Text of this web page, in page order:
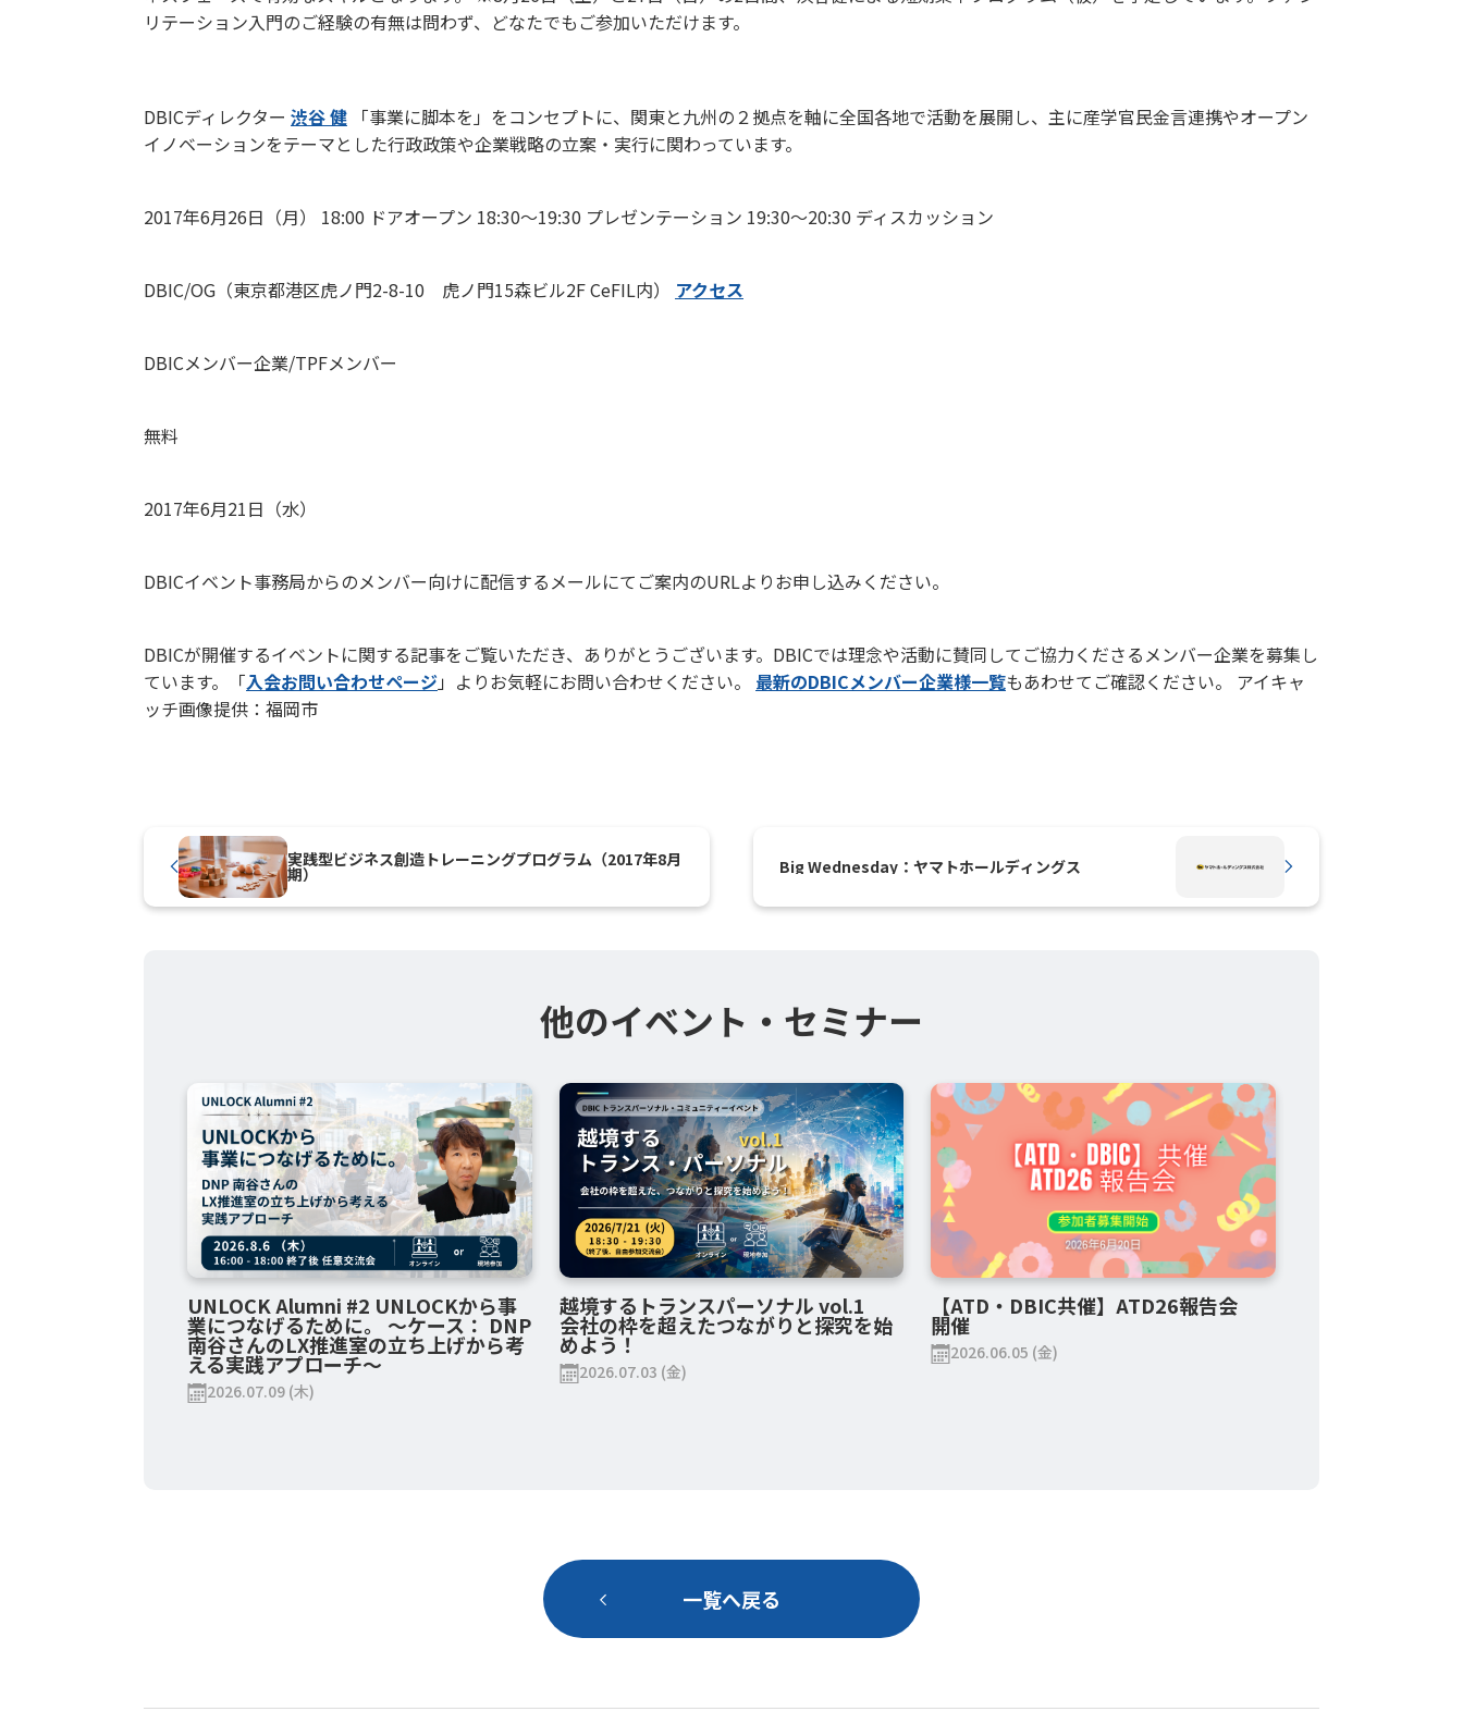
リテーション入門のご経験の有無は問わず、どなたでもご参加いただけます。
DBICディレクター 渋谷 健 「事業に脚本を」をコンセプトに、関東と九州の２拠点を軸に全国各地で活動を展開し、主に産学官民金言連携やオープン
イノベーションをテーマとした行政政策や企業戦略の立案・実行に関わっています。
2017年6月26日（月） 18:00 ドアオープン 18:30～19:30 プレゼンテーション 19:30～20:30 ディスカッション
DBIC/OG（東京都港区虎ノ門2-8-10 虎ノ門15森ビル2F CeFIL内） アクセス
DBICメンバー企業/TPFメンバー
無料
2017年6月21日（水）
DBICイベント事務局からのメンバー向けに配信するメールにてご案内のURLよりお申し込みください。
DBICが開催するイベントに関する記事をご覧いただき、ありがとうございます。DBICでは理念や活動に賛同してご協力くださるメンバー企業を募集し
ています。「入会お問い合わせページ」よりお気軽にお問い合わせください。 最新のDBICメンバー企業様一覧もあわせてご確認ください。 アイキャ
ッチ画像提供：福岡市
実践型ビジネス創造トレーニングプログラム（2017年8月
期） Big Wednesday：ヤマトホールディングス
他のイベント・セミナー
UNLOCK Alumni #2 UNLOCKから事
業につなげるために。 ～ケース： DNP
南谷さんのLX推進室の立ち上げから考
える実践アプローチ～
2026.07.09 (木)
越境するトランスパーソナル vol.1
会社の枠を超えたつながりと探究を始
めよう！
2026.07.03 (金)
【ATD・DBIC共催】ATD26報告会
開催
2026.06.05 (金)
一覧へ戻る